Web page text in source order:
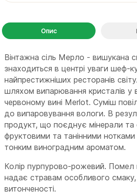
Опис
Вінтажна сіль Мерло - вишукана
знаходиться в центрі уваги шеф-
найпрестижніших ресторанів
шляхом випарювання кристалів у
червоному вині Merlot. Суміш
до випаровування вологи. В
продукт, що поєднує мінерали та
фруктовими та танінними
тонким виноградним ароматом.
Колір пурпурово-рожевий. Помел
надає стравам особливого смаку,
витонченості.